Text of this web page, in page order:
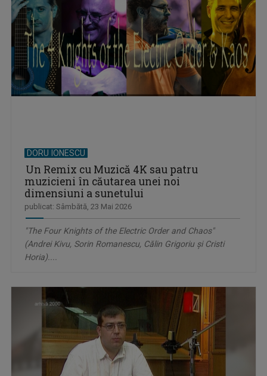
DORU IONESCU
Un Remix cu Muzică 4K sau patru
muzicieni în căutarea unei noi
dimensiuni a sunetului
publicat: Sâmbătă, 23 Mai 2026
"The Four Knights of the Electric Order and Chaos"
(Andrei Kivu, Sorin Romanescu, Călin Grigoriu și Cristi
Horia)....